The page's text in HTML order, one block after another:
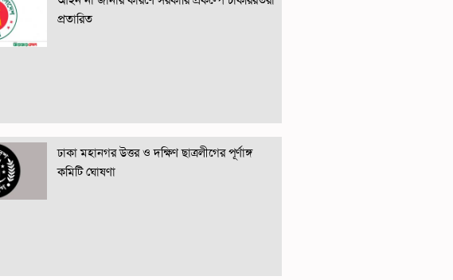
প্রতারিত
ঢাকা মহানগর উত্তর ও দক্ষিণ ছাত্রলীগের পূর্ণাঙ্গ
কমিটি ঘোষণা